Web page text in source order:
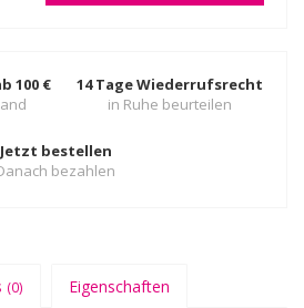
100 €
14 Tage Wiederrufsrecht
in Ruhe beurteilen
Jetzt bestellen
bezahlen
(0) Eigenschaften